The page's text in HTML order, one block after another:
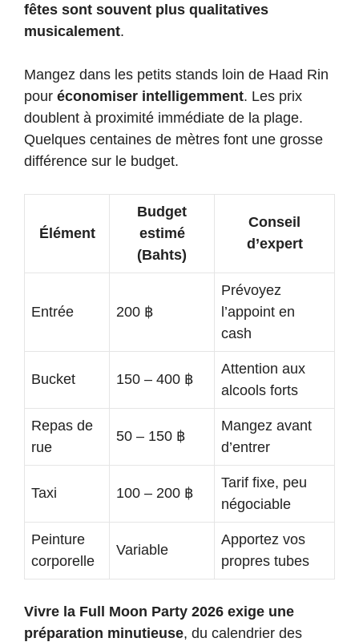
fêtes sont souvent plus qualitatives
musicalement.
Mangez dans les petits stands loin de Haad Rin
pour économiser intelligemment. Les prix
doublent à proximité immédiate de la plage.
Quelques centaines de mètres font une grosse
différence sur le budget.
Élément
Budget
estimé
(Bahts)
Conseil
d’expert
Entrée 200 ฿
Prévoyez
l’appoint en
cash
Bucket 150 – 400 ฿
Attention aux
alcools forts
Repas de
rue
50 – 150 ฿
Mangez avant
d’entrer
Taxi 100 – 200 ฿
Tarif fixe, peu
négociable
Peinture
corporelle
Variable
Apportez vos
propres tubes
Vivre la Full Moon Party 2026 exige une
préparation minutieuse, du calendrier des